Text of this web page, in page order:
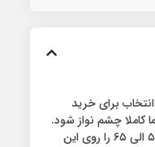
انتخاب برای خرید
کاملا چشم نواز شود.
پایه های این میز تلویزیون از فلز می باشد. میز تلویزیون متین آریا مدل ۴۴۰ دارای دو طبقه ام دی اف برای قرار گیری دستگاه ماهواره و دستگاه های بازی است. می توانید تلویزیون های با اندازه ۵۵ الی ۶۵ را روی این